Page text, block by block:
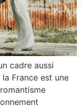
cadre aussi
France est une